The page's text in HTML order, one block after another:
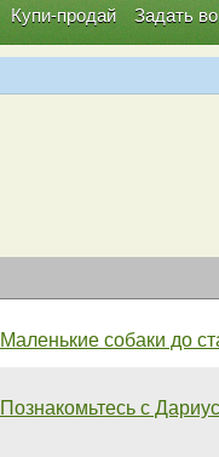
Купи-продай Задать
Маленькие собаки до
Познакомьтесь с